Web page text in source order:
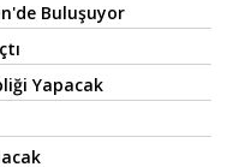
Buluşuyor
Yapacak